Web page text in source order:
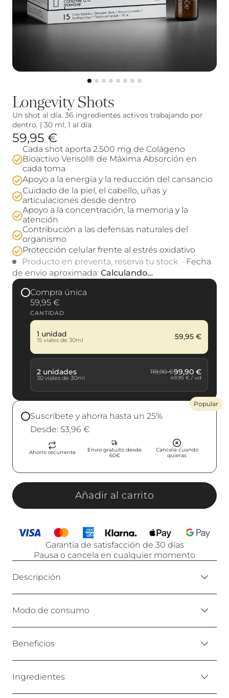
Longevity Shots
Un shot al día. 36 ingredientes activos trabajando por
dentro. | 30 ml, 1 al día
59,95 €
Cada shot aporta 2.500 mg de Colágeno
Bioactivo Verisol® de Máxima Absorción en
cada toma
Apoyo a la energía y la reducción del cansancio
Cuidado de la piel, el cabello, uñas y
articulaciones desde dentro
Apoyo a la concentración, la memoria y la
atención
Contribución a las defensas naturales del
organismo
Protección celular frente al estrés oxidativo
Producto en preventa, reserva tu stock · Fecha
de envío aproximada: Calculando…
Compra única
59,95 €
CANTIDAD
1 unidad
15 viales de 30ml 59,95 €
2 unidades
30 viales de 30ml
119,90 €99,90 €
49,95 € / ud
Suscríbete y ahorra hasta un 25%
Popular
Desde: 53,96 €
Ahorro recurrente
Envío gratuito desde
60€
Cancela cuando
quieras
Añadir al carrito
Garantía de satisfacción de 30 días
Pausa o cancela en cualquier momento
Descripción
Modo de consumo
Beneficios
Ingredientes